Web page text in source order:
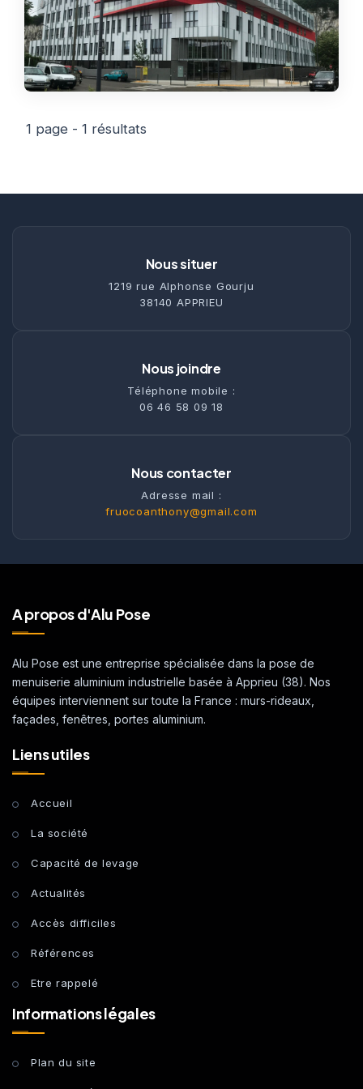
Nos Formules ACTUALITÉS
CONTACT
1 page - 1 résultats
Nous situer
1219 rue Alphonse Gourju
38140 APPRIEU
Nous joindre
Téléphone mobile :
06 46 58 09 18
Nous contacter
Adresse mail :
fruocoanthony@gmail.com
A propos d'Alu Pose
Alu Pose est une entreprise spécialisée dans la pose de
menuiserie aluminium industrielle basée à Apprieu (38). Nos
équipes interviennent sur toute la France : murs-rideaux,
façades, fenêtres, portes aluminium.
Liens utiles
Accueil
La société
Capacité de levage
Actualités
Accès difficiles
Références
Etre rappelé
Informations légales
Plan du site